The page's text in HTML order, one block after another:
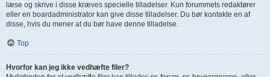
læse og skrive i disse kræves specielle tilladelser. Kun forummets redaktører
eller en boardadministrator kan give disse tilladelser. Du bør kontakte en af
disse, hvis du mener at du bør have denne tilladelse.
Top
Hvorfor kan jeg ikke vedhæfte filer?